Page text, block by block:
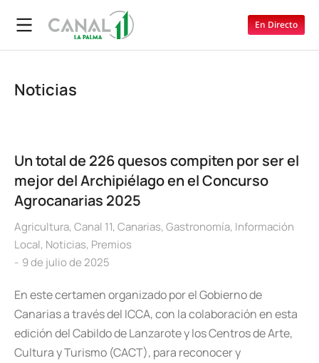
En Directo
Noticias
Un total de 226 quesos compiten por ser el
mejor del Archipiélago en el Concurso
Agrocanarias 2025
Agricultura, Canal 11, Canarias, Gastronomía, Información
Local, Noticias, Premios
9 de julio de 2025
En este certamen organizado por el Gobierno de
Canarias a través del ICCA, con la colaboración en esta
edición del Cabildo de Lanzarote y los Centros de Arte,
Cultura y Turismo (CACT), para reconocer y